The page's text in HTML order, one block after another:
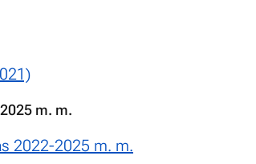
m. m.
2022-2025 m. m.